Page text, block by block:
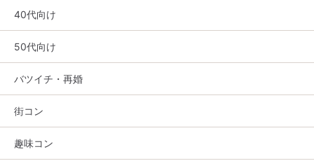
40代向け
50代向け
バツイチ・再婚
街コン
趣味コン